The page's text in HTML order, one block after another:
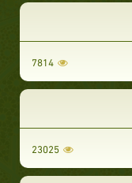
7814
23025